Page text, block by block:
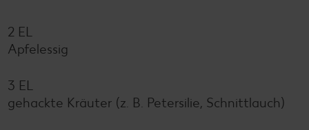
2 EL
Apfelessig
3 EL
gehackte Kräuter (z. B. Petersilie, Schnittlauch)